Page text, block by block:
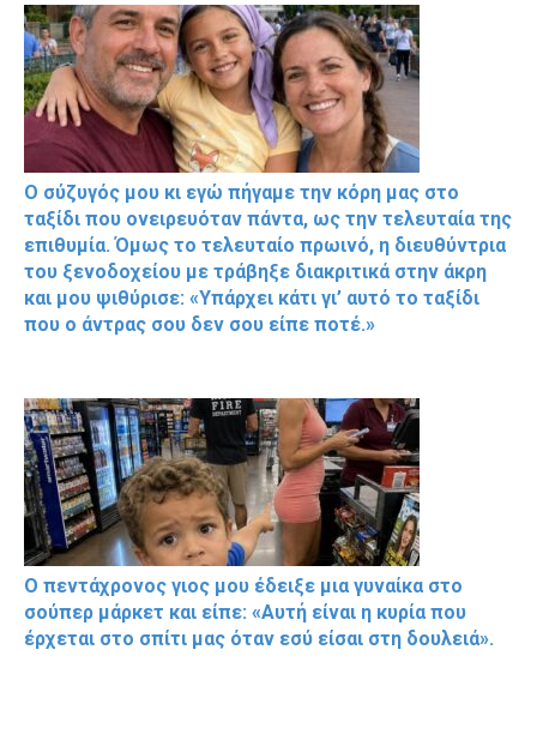
Ο σύζυγός μου κι εγώ πήγαμε την κόρη μας στο
ταξίδι που ονειρευόταν πάντα, ως την τελευταία της
επιθυμία. Όμως το τελευταίο πρωινό, η διευθύντρια
του ξενοδοχείου με τράβηξε διακριτικά στην άκρη
και μου ψιθύρισε: «Υπάρχει κάτι γι’ αυτό το ταξίδι
που ο άντρας σου δεν σου είπε ποτέ.»
Ο πεντάχρονος γιος μου έδειξε μια γυναίκα στο
σούπερ μάρκετ και είπε: «Αυτή είναι η κυρία που
έρχεται στο σπίτι μας όταν εσύ είσαι στη δουλειά».